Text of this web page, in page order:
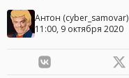
Антон (cyber_samovar)
11:00, 9 октября 2020